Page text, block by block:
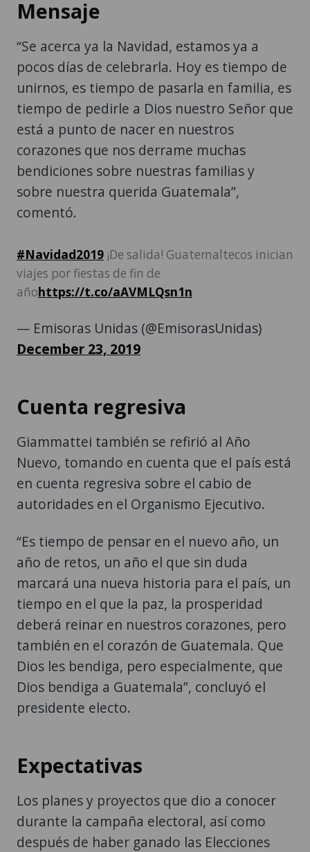
Mensaje
“Se acerca ya la Navidad, estamos ya a
pocos días de celebrarla. Hoy es tiempo de
unirnos, es tiempo de pasarla en familia, es
tiempo de pedirle a Dios nuestro Señor que
está a punto de nacer en nuestros
corazones que nos derrame muchas
bendiciones sobre nuestras familias y
sobre nuestra querida Guatemala”,
comentó.
#Navidad2019 ¡De salida! Guatemaltecos inician
viajes por fiestas de fin de
añohttps://t.co/aAVMLQsn1n
— Emisoras Unidas (@EmisorasUnidas)
December 23, 2019
Cuenta regresiva
Giammattei también se refirió al Año
Nuevo, tomando en cuenta que el país está
en cuenta regresiva sobre el cabio de
autoridades en el Organismo Ejecutivo.
“Es tiempo de pensar en el nuevo año, un
año de retos, un año el que sin duda
marcará una nueva historia para el país, un
tiempo en el que la paz, la prosperidad
deberá reinar en nuestros corazones, pero
también en el corazón de Guatemala. Que
Dios les bendiga, pero especialmente, que
Dios bendiga a Guatemala”, concluyó el
presidente electo.
Expectativas
Los planes y proyectos que dio a conocer
durante la campaña electoral, así como
después de haber ganado las Elecciones